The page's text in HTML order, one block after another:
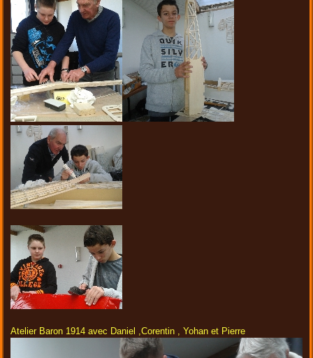
Atelier Baron 1914 avec Daniel ,Corentin , Yohan et Pierre